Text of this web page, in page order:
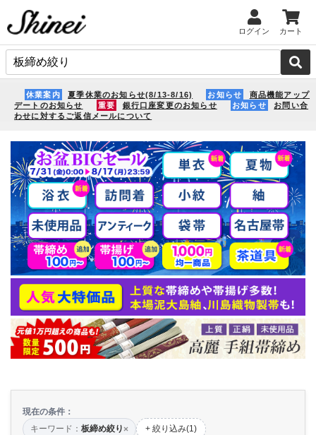
ログイン カート
休業案内 夏季休業のお知らせ(8/13-8/16) お知らせ
商品機能アップ
デートのお知らせ
重要 銀行口座変更のお知らせ お知らせ
お問い合
わせに対するご返信メールについて
現在の条件：
キーワード： 板締め絞り× + 絞り込み(1)